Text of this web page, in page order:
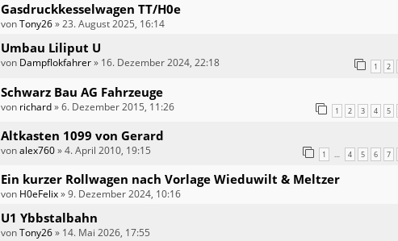
Gasdruckkesselwagen TT/H0e
vonTony26»23. August 2025, 16:14
Umbau Liliput U
von Dampflokfahrer» 16. Dezember 2024, 22:18 1 2
Schwarz Bau AG Fahrzeuge
von richard»6. Dezember 2015, 11:26 1 2 3 4 5
Altkasten 1099 von Gerard
vonalex760»4. April 2010, 19:15 1 … 4 5 6 7
Ein kurzer Rollwagen nach Vorlage Wieduwilt & Meltzer
von H0eFelix»9. Dezember 2024, 10:16
U1 Ybbstalbahn
vonTony26» 14. Mai 2026, 17:55